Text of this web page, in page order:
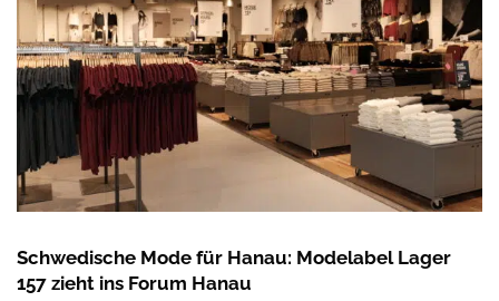
Schwedische Mode für Hanau: Modelabel Lager
157 zieht ins Forum Hanau